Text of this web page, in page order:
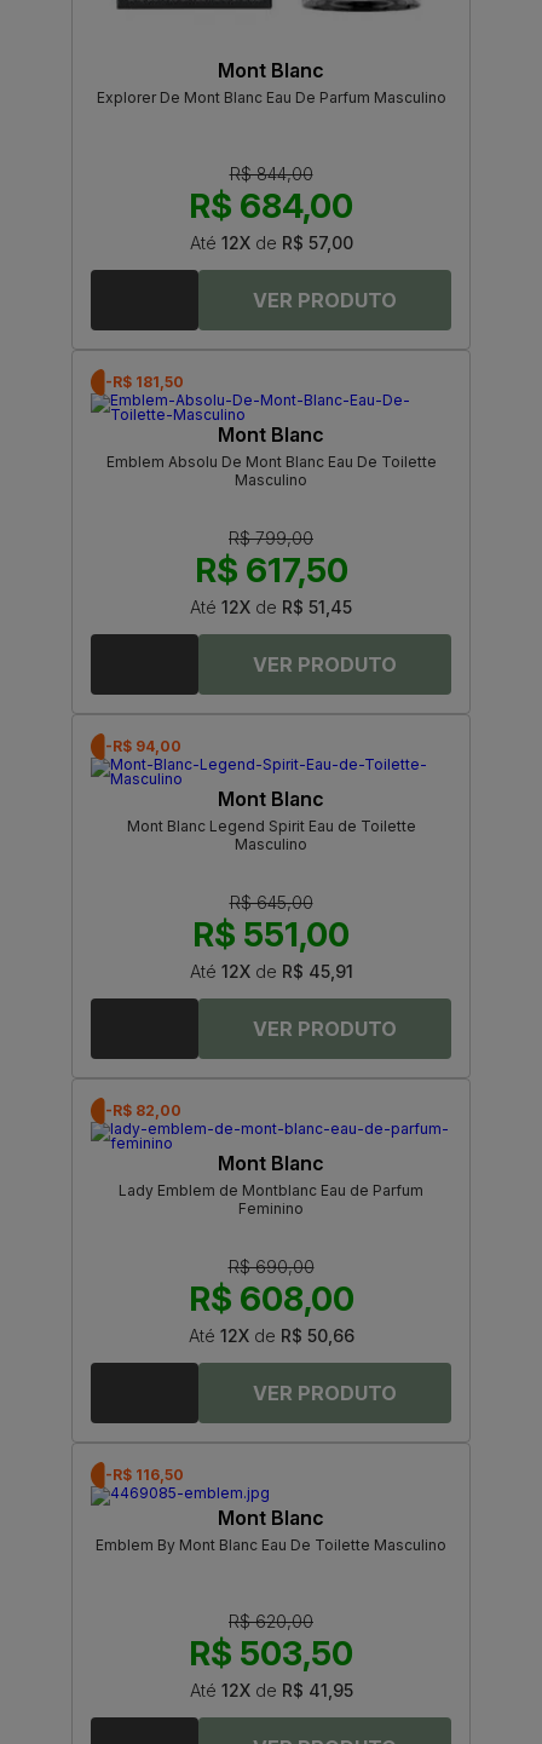
Mont Blanc
Explorer De Mont Blanc Eau De Parfum Masculino
R$ 844,00
R$ 684,00
Até 12Xde R$ 57,00
-R$ 181,50
Mont Blanc
Emblem Absolu De Mont Blanc Eau De Toilette
Masculino
R$ 799,00
R$ 617,50
Até 12X de R$ 51,45
-R$ 94,00
Mont Blanc
Mont Blanc Legend Spirit Eau de Toilette
Masculino
R$ 645,00
R$ 551,00
Até 12Xde R$ 45,91
-R$ 82,00
Mont Blanc
Lady Emblem de Montblanc Eau de Parfum
Feminino
R$ 690,00
R$ 608,00
Até 12Xde R$ 50,66
-R$ 116,50
Mont Blanc
Emblem By Mont Blanc Eau De Toilette Masculino
R$ 620,00
R$ 503,50
Até 12Xde R$ 41,95